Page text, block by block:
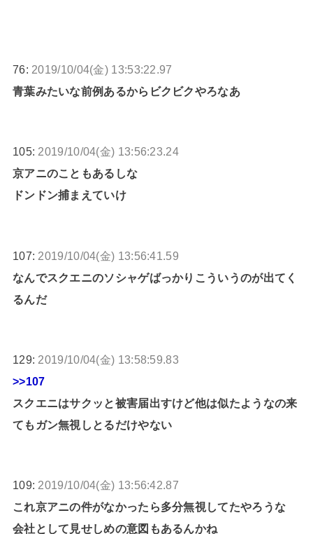
76: 2019/10/04(金) 13:53:22.97
青葉みたいな前例あるからビクビクやろなあ
105: 2019/10/04(金) 13:56:23.24
京アニのこともあるしな
ドンドン捕まえていけ
107: 2019/10/04(金) 13:56:41.59
なんでスクエニのソシャゲばっかりこういうのが出てく
るんだ
129: 2019/10/04(金) 13:58:59.83
>>107
スクエニはサクッと被害届出すけど他は似たようなの来
てもガン無視しとるだけやない
109: 2019/10/04(金) 13:56:42.87
これ京アニの件がなかったら多分無視してたやろうな
会社として見せしめの意図もあるんかね